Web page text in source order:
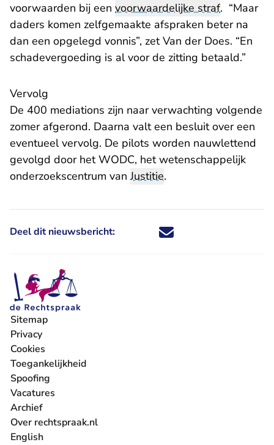
voorwaarden bij een voorwaardelijke straf. “Maar
daders komen zelfgemaakte afspraken beter na
dan een opgelegd vonnis”, zet Van der Does. “En
schadevergoeding is al voor de zitting betaald.”
Vervolg
De 400 mediations zijn naar verwachting volgende
zomer afgerond. Daarna valt een besluit over een
eventueel vervolg. De pilots worden nauwlettend
gevolgd door het WODC, het wetenschappelijk
onderzoekscentrum vanJustitie.
Deel dit nieuwsbericht: Deel dit nieuwsbericht via X -
Deel dit nieuwsbericht via
Deel dit nieuwsbericht
Deel dit
Sitemap
Privacy
Cookies
Toegankelijkheid
Spoofing
Vacatures
- U verlaat Rechtspraak.nl
Archief
Over rechtspraak.nl
English